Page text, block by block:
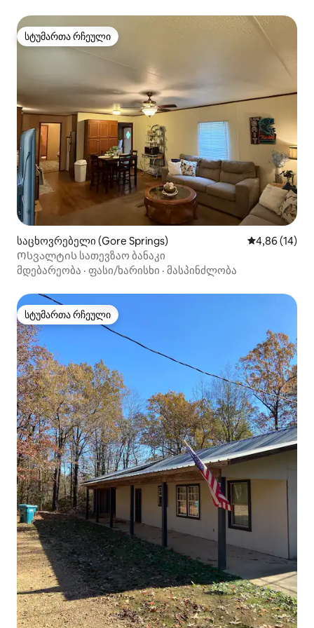
სტუმართა რჩეული
სტუმართა რჩეული
საცხოვრებელი (Gore Springs) საშუალო
4,86 (14)
Ოსვალტის სათევზაო ბანაკი
მდებარეობა · ფასი/ხარისხი · მასპინძლობა
სტუმართა რჩეული
სტუმართა რჩეული